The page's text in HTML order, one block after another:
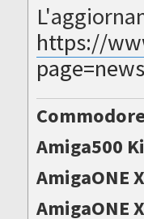
https://
Amiga500
AmigaONE
AmigaONE